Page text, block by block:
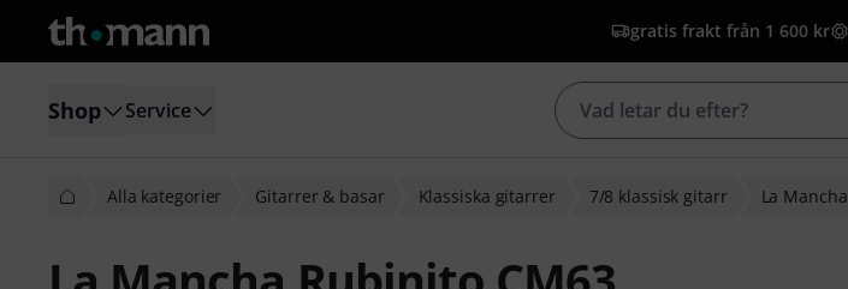
gratis frakt från 1 600 kr
Shop Service
Alla kategorier Gitarrer & basar Klassiska gitarrer 7/8 klassisk gitarr La Mancha